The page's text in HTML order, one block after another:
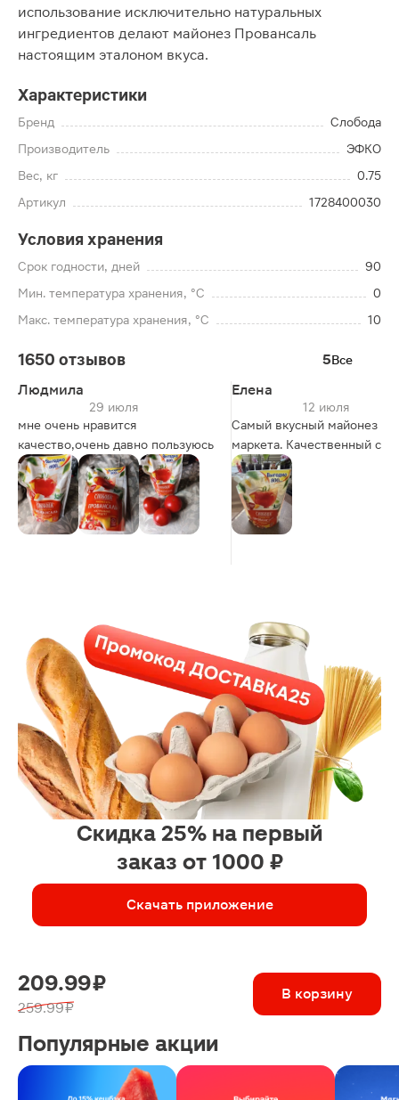
использование исключительно натуральных
ингредиентов делают майонез Провансаль
настоящим эталоном вкуса.
Характеристики
Бренд
Слобода
Производитель
ЭФКО
Вес, кг
0.75
Артикул
1728400030
Условия хранения
Срок годности, дней
90
Мин. температура хранения, °C
0
Макс. температура хранения, °C
10
1650 отзывов 5Все
Людмила
29 июля
мне очень нравится
качество,очень давно пользуюсь
Елена
12 июля
Самый вкусный майонез из
маркета. Качественный
приближен к натуральному
вкусу. Постоянно покупаем
Скидка 25% на первый
заказ от 1000 ₽
Скачать приложение
209.99 ₽
259.99 ₽
В корзину
Популярные акции